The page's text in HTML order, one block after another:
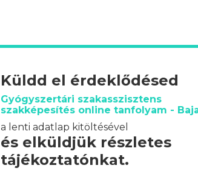
Küldd el érdeklődésed
Gyógyszertári szakasszisztens
szakképesítés online tanfolyam -
a lenti adatlap kitöltésével
és elküldjük részletes
tájékoztatónkat.